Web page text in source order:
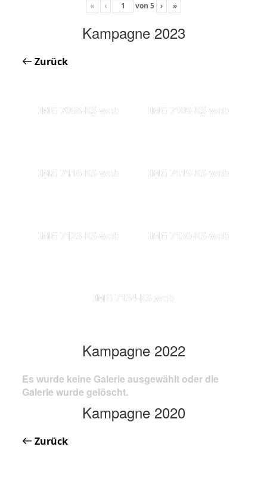
« ‹ von 5 › »
Kampagne 2023
Zurück
IMG 7098-KS-web IMG 7109-KS-web
IMG 7116-KS-web IMG 7119-KS-web
IMG 7123-KS-web IMG 7130-KS-web
IMG 7134-KS-web
Kampagne 2022
Es wurde keine Galerie ausgewählt oder die
Galerie wurde gelöscht.
Kampagne 2020
Zurück